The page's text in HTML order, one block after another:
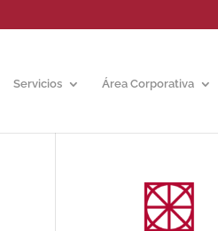
Servicios Área Corporativa